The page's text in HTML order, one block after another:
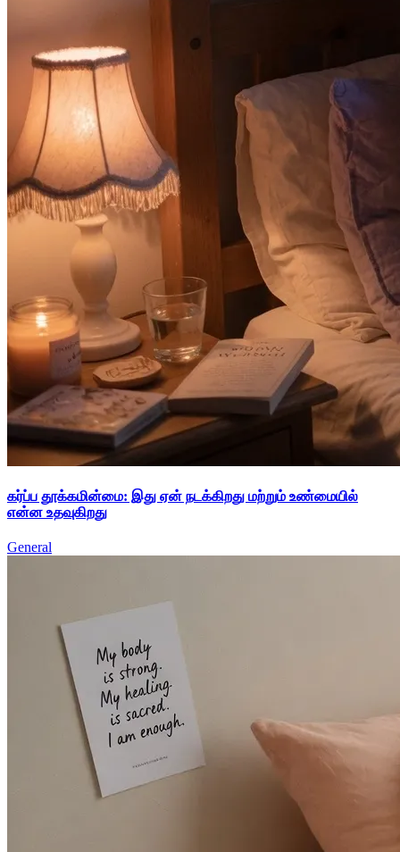
கர்ப்ப தூக்கமின்மை: இது ஏன் நடக்கிறது மற்றும் உண்மையில்
என்ன உதவுகிறது
General